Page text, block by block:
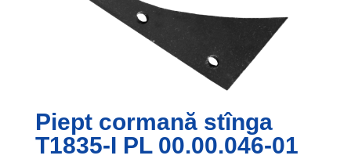
Piept cormană stînga
T1835-I PL 00.00.046-01